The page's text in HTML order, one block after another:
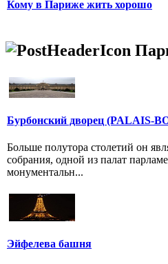
Кому в Париже жить хорошо
Бурбонский дворец (PALAIS-
Больше полутора столетий он
собрания, одной из палат
монументальн...
Эйфелева башня